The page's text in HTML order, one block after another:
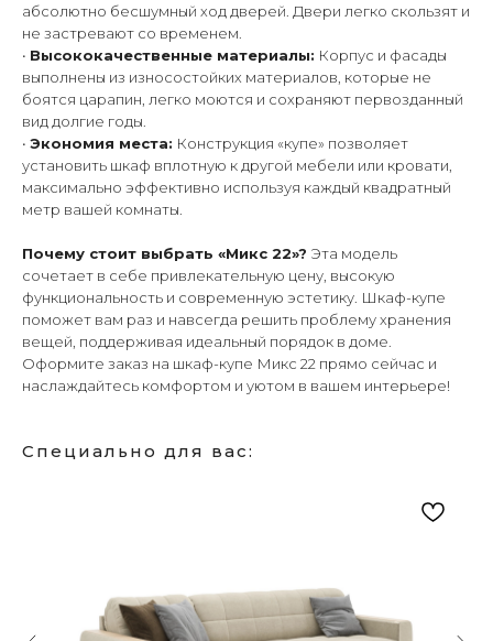
абсолютно бесшумный ход дверей. Двери легко скользят и
не застревают со временем.
• Высококачественные материалы: Корпус и фасады
выполнены из износостойких материалов, которые не
боятся царапин, легко моются и сохраняют первозданный
вид долгие годы.
• Экономия места: Конструкция «купе» позволяет
установить шкаф вплотную к другой мебели или кровати,
максимально эффективно используя каждый квадратный
метр вашей комнаты.
Почему стоит выбрать «Микс 22»? Эта модель
сочетает в себе привлекательную цену, высокую
функциональность и современную эстетику. Шкаф-купе
поможет вам раз и навсегда решить проблему хранения
вещей, поддерживая идеальный порядок в доме.
Оформите заказ на шкаф-купе Микс 22 прямо сейчас и
наслаждайтесь комфортом и уютом в вашем интерьере!
Специально для вас: